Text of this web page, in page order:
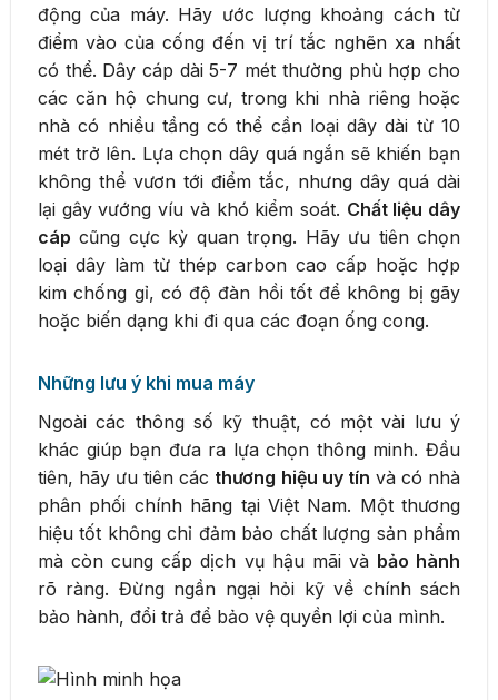
động của máy. Hãy ước lượng khoảng cách từ
điểm vào của cống đến vị trí tắc nghẽn xa nhất
có thể. Dây cáp dài 5-7 mét thường phù hợp cho
các căn hộ chung cư, trong khi nhà riêng hoặc
nhà có nhiều tầng có thể cần loại dây dài từ 10
mét trở lên. Lựa chọn dây quá ngắn sẽ khiến bạn
không thể vươn tới điểm tắc, nhưng dây quá dài
lại gây vướng víu và khó kiểm soát. Chất liệu dây
cáp cũng cực kỳ quan trọng. Hãy ưu tiên chọn
loại dây làm từ thép carbon cao cấp hoặc hợp
kim chống gỉ, có độ đàn hồi tốt để không bị gãy
hoặc biến dạng khi đi qua các đoạn ống cong.
Những lưu ý khi mua máy
Ngoài các thông số kỹ thuật, có một vài lưu ý
khác giúp bạn đưa ra lựa chọn thông minh. Đầu
tiên, hãy ưu tiên các thương hiệu uy tín và có nhà
phân phối chính hãng tại Việt Nam. Một thương
hiệu tốt không chỉ đảm bảo chất lượng sản phẩm
mà còn cung cấp dịch vụ hậu mãi và bảo hành
rõ ràng. Đừng ngần ngại hỏi kỹ về chính sách
bảo hành, đổi trả để bảo vệ quyền lợi của mình.